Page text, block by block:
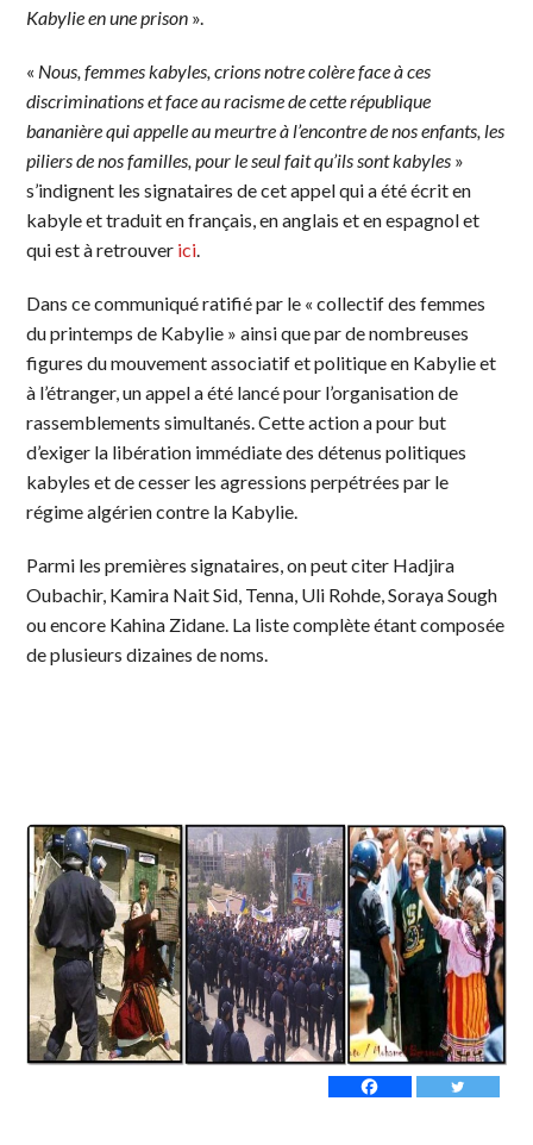
Kabylie en une prison ».
« Nous, femmes kabyles, crions notre colère face à ces
discriminations et face au racisme de cette république
bananière qui appelle au meurtre à l’encontre de nos enfants, les
piliers de nos familles, pour le seul fait qu’ils sont kabyles »
s’indignent les signataires de cet appel qui a été écrit en
kabyle et traduit en français, en anglais et en espagnol et
qui est à retrouver ici.
Dans ce communiqué ratifié par le « collectif des femmes
du printemps de Kabylie » ainsi que par de nombreuses
figures du mouvement associatif et politique en Kabylie et
à l’étranger, un appel a été lancé pour l’organisation de
rassemblements simultanés. Cette action a pour but
d’exiger la libération immédiate des détenus politiques
kabyles et de cesser les agressions perpétrées par le
régime algérien contre la Kabylie.
Parmi les premières signataires, on peut citer Hadjira
Oubachir, Kamira Nait Sid, Tenna, Uli Rohde, Soraya Sough
ou encore Kahina Zidane. La liste complète étant composée
de plusieurs dizaines de noms.